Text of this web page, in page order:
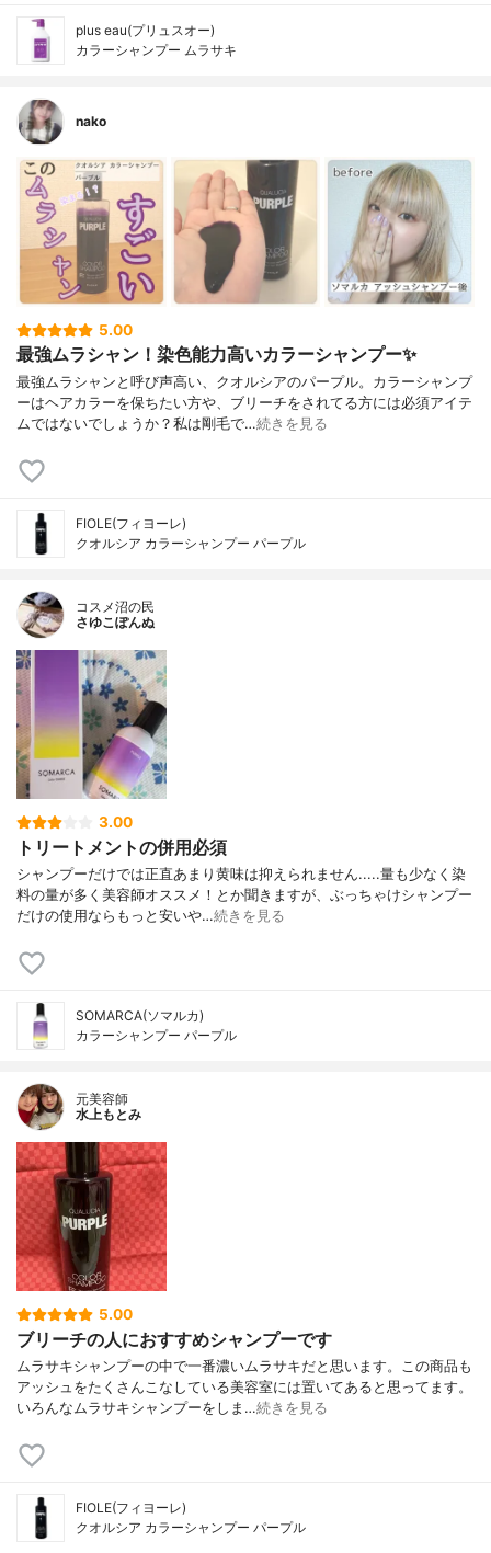
plus eau(プリュスオー)
カラーシャンプー ムラサキ
nako
5.00
最強ムラシャン！染色能力高いカラーシャンプー✨
最強ムラシャンと呼び声高い、クオルシアのパープル。カラーシャンプ
ーはヘアカラーを保ちたい方や、ブリーチをされてる方には必須アイテ
ムではないでしょうか？私は剛毛で…続きを見る
FIOLE(フィヨーレ)
クオルシア カラーシャンプー パープル
コスメ沼の民
さゆこぽんぬ
3.00
トリートメントの併用必須
シャンプーだけでは正直あまり黄味は抑えられません.....量も少なく染
料の量が多く美容師オススメ！とか聞きますが、ぶっちゃけシャンプー
だけの使用ならもっと安いや…続きを見る
SOMARCA(ソマルカ)
カラーシャンプー パープル
元美容師
水上もとみ
5.00
ブリーチの人におすすめシャンプーです
ムラサキシャンプーの中で一番濃いムラサキだと思います。この商品も
アッシュをたくさんこなしている美容室には置いてあると思ってます。
いろんなムラサキシャンプーをしま…続きを見る
FIOLE(フィヨーレ)
クオルシア カラーシャンプー パープル